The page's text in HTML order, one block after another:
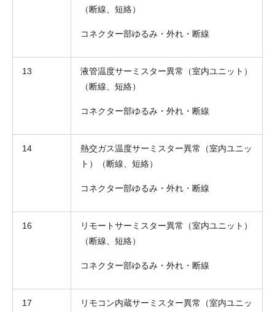
（断線、短絡）
コネクター部ゆるみ・外れ・断線
13
液管温度サーミスター異常（室内ユニット）
（断線、短絡）
コネクター部ゆるみ・外れ・断線
14
熱交ガス温度サーミスター異常（室内ユニッ
ト）（断線、短絡）
コネクター部ゆるみ・外れ・断線
16
リモートサーミスター異常（室内ユニット）
（断線、短絡）
コネクター部ゆるみ・外れ・断線
17
リモコン内蔵サーミスター異常（室内ユニッ